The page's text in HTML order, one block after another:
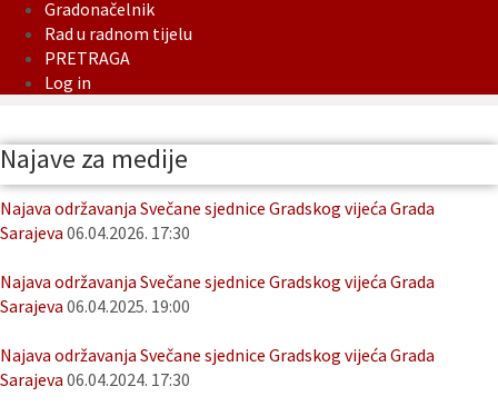
Gradonačelnik
Rad u radnom tijelu
PRETRAGA
Log in
Najave za medije
Najava održavanja Svečane sjednice Gradskog vijeća Grada
Sarajeva 06.04.2026. 17:30
Najava održavanja Svečane sjednice Gradskog vijeća Grada
Sarajeva 06.04.2025. 19:00
Najava održavanja Svečane sjednice Gradskog vijeća Grada
Sarajeva 06.04.2024. 17:30